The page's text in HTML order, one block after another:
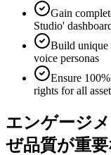
Gain
Studio'
Build unique
voice personas
Ensure
rights for all
エンゲージ
ぜ品質が重